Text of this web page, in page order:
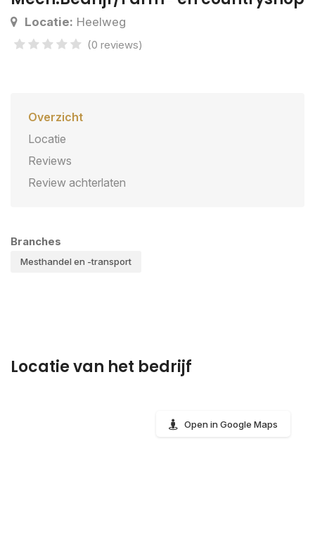
Locatie: Heelweg
(0 reviews)
Overzicht
Locatie
Reviews
Review achterlaten
Branches
Mesthandel en -transport
Locatie van het bedrijf
Open in Google Maps